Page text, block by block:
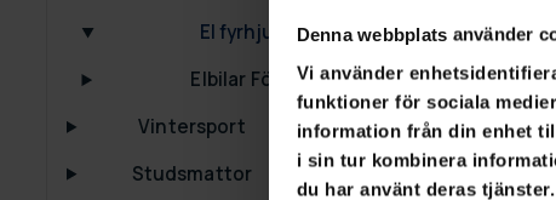
Denna webbplats använder
Vi använder
funktioner för sociala
information från din enhet
i sin tur kombinera
du har använt deras tjänster.
El fyrhjulingar
Elbilar För Barn
Vintersport
Studsmattor